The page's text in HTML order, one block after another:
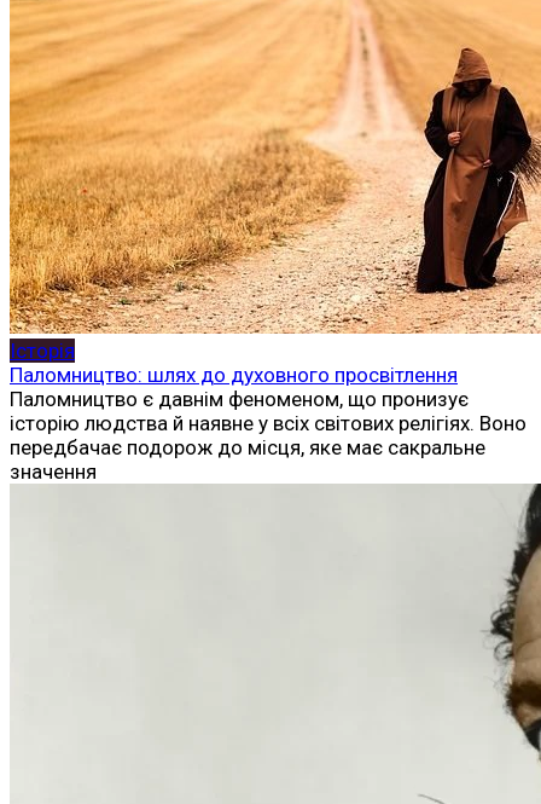
Історія
Паломництво: шлях до духовного просвітлення
Паломництво є давнім феноменом, що пронизує
історію людства й наявне у всіх світових релігіях. Воно
передбачає подорож до місця, яке має сакральне
значення